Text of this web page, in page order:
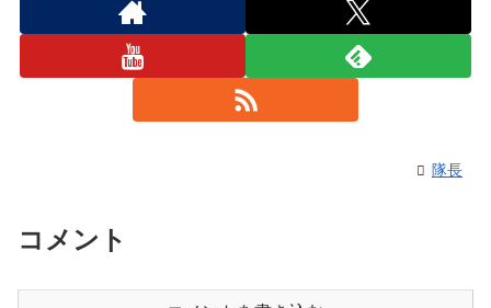
隊長
コメント